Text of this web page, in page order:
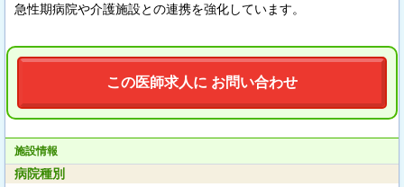
急性期病院や介護施設との連携を強化しています。
この医師求人に お問い合わせ
施設情報
病院種別